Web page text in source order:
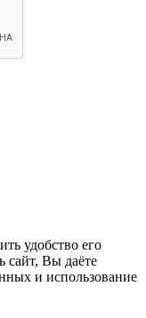
удобство его
сайт, Вы даёте
и использование